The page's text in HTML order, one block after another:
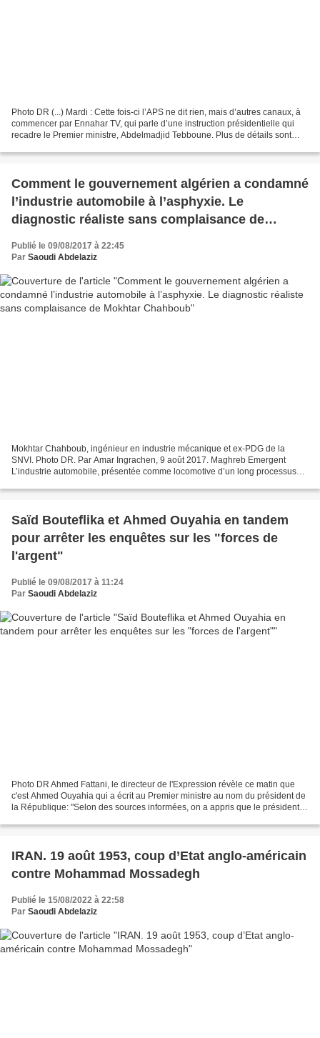
Photo DR (...) Mardi : Cette fois-ci l’APS ne dit rien, mais d’autres canaux, à
commencer par Ennahar TV, qui parle d’une instruction présidentielle qui
recadre le Premier ministre, Abdelmadjid Tebboune. Plus de détails sont
Comment le gouvernement algérien a condamné
l’industrie automobile à l’asphyxie. Le
diagnostic réaliste sans complaisance de
Mokhtar Chahboub
Publié le 09/08/2017 à 22:45
Par Saoudi Abdelaziz
Mokhtar Chahboub, ingénieur en industrie mécanique et ex-PDG de la
SNVI. Photo DR. Par Amar Ingrachen, 9 août 2017. Maghreb Emergent
L’industrie automobile, présentée comme locomotive d’un long processus
Saïd Bouteflika et Ahmed Ouyahia en tandem
pour arrêter les enquêtes sur les "forces de
l'argent"
Publié le 09/08/2017 à 11:24
Par Saoudi Abdelaziz
Photo DR Ahmed Fattani, le directeur de l'Expression révèle ce matin que
c'est Ahmed Ouyahia qui a écrit au Premier ministre au nom du président de
la République: "Selon des sources informées, on a appris que le président
IRAN. 19 août 1953, coup d’Etat anglo-américain
contre Mohammad Mossadegh
Publié le 15/08/2022 à 22:58
Par Saoudi Abdelaziz